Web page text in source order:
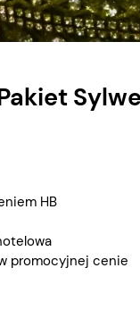
HB
promocyjnej cenie